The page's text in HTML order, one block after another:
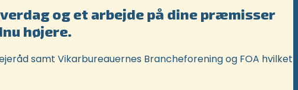
og et arbejde på dine præmisser
højere.
samt Vikarbureauernes Brancheforening og FOA hvilket